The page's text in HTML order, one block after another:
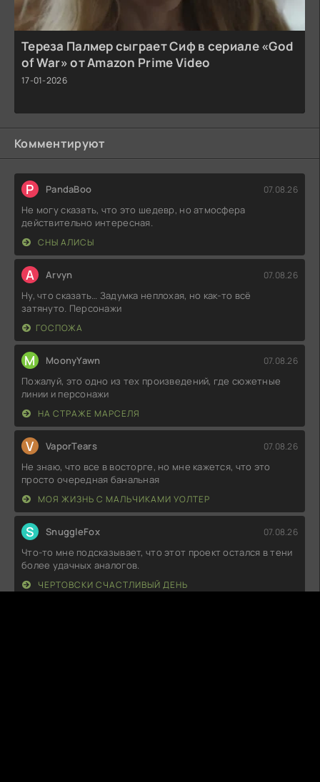
Тереза Палмер сыграет Сиф в сериале «God
of War» от Amazon Prime Video
17-01-2026
Комментируют
P PandaBoo 07.08.26
Не могу сказать, что это шедевр, но атмосфера
действительно интересная.
СНЫ АЛИСЫ
A Arvyn 07.08.26
Ну, что сказать… Задумка неплохая, но как-то всё
затянуто. Персонажи
ГОСПОЖА
M MoonyYawn 07.08.26
Пожалуй, это одно из тех произведений, где сюжетные
линии и персонажи
НА СТРАЖЕ МАРСЕЛЯ
V VaporTears 07.08.26
Не знаю, что все в восторге, но мне кажется, что это
просто очередная банальная
МОЯ ЖИЗНЬ С МАЛЬЧИКАМИ УОЛТЕР
S SnuggleFox 07.08.26
Что-то мне подсказывает, что этот проект остался в тени
более удачных аналогов.
ЧЕРТОВСКИ СЧАСТЛИВЫЙ ДЕНЬ